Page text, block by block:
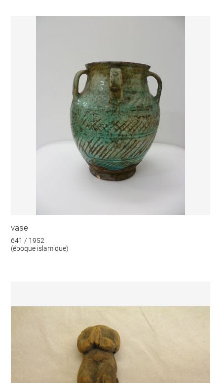
vase
641 / 1952
(époque islamique)